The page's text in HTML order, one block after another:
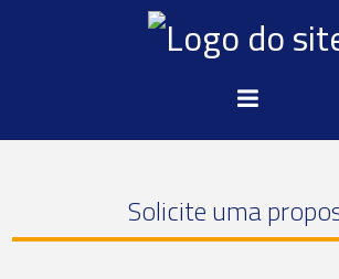
Solicite uma